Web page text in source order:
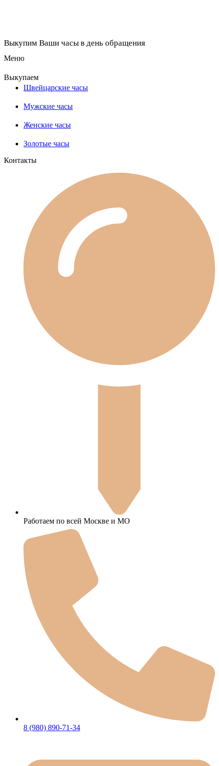
Выкупим Ваши часы в день обращения
Меню
Выкупаем
Швейцарские часы
Мужские часы
Женские часы
Золотые часы
Контакты
Работаем по всей Москве и МО
8 (980) 890-71-34